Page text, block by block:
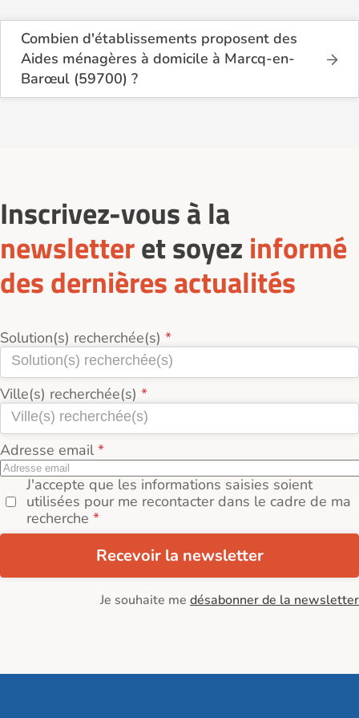
Combien d'établissements proposent des
Aides ménagères à domicile à Marcq-en-
Barœul (59700) ?
Sur le site Logement-seniors.com, on recense
Inscrivez-vous à la
newsletteret soyez informé
des dernières actualités
Solution(s) recherchée(s)
Ville(s) recherchée(s)
Adresse email
J'accepte que les informations saisies soient
utilisées pour me recontacter dans le cadre de ma
recherche
Recevoir la newsletter
Je souhaite me désabonner de la newsletter